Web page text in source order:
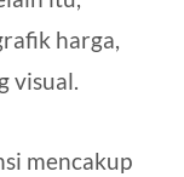
harga,
visual.
mencakup